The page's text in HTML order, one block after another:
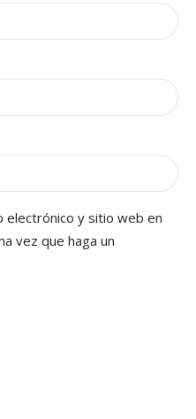
electrónico y sitio web en
vez que haga un